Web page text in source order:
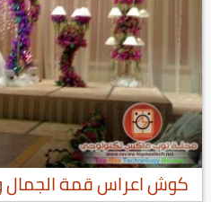
كوش اعراس قمة الجمال